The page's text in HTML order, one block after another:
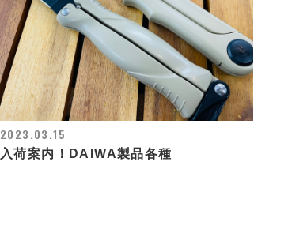
2023.03.15
入荷案内！DAIWA製品各種